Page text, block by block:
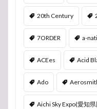
20th Century
7ORDER a-
ACEes Acid
Ado
Aichi Sky Expo(愛知